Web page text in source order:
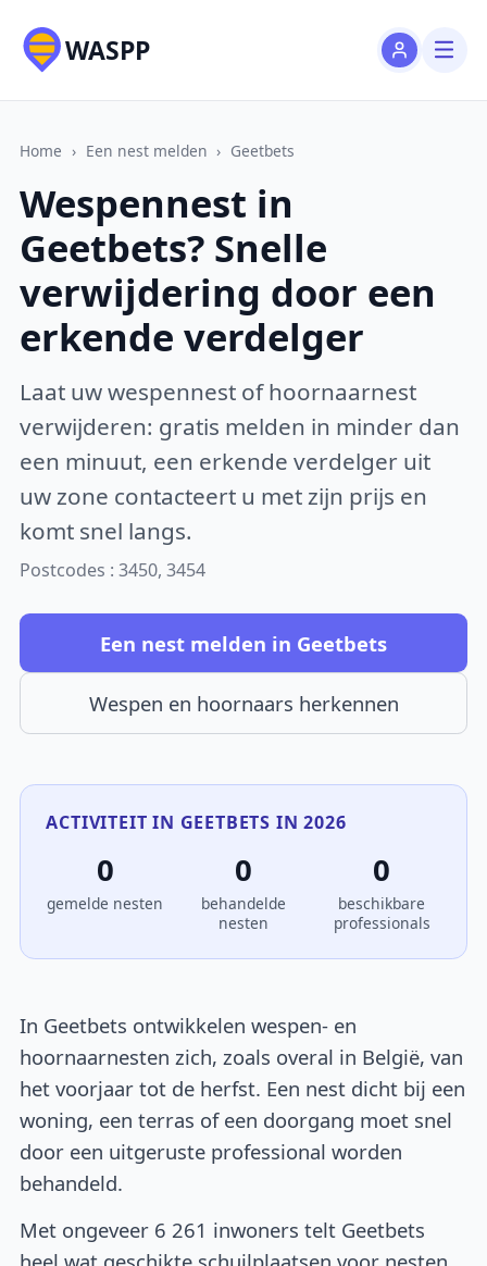
WASPP
Home › Een nest melden › Geetbets
Wespennest in
Geetbets? Snelle
verwijdering door een
erkende verdelger
Laat uw wespennest of hoornaarnest
verwijderen: gratis melden in minder dan
een minuut, een erkende verdelger uit
uw zone contacteert u met zijn prijs en
komt snel langs.
Postcodes : 3450, 3454
Een nest melden in Geetbets
Wespen en hoornaars herkennen
ACTIVITEIT IN GEETBETS IN 2026
0
gemelde nesten
0
behandelde
nesten
0
beschikbare
professionals
In Geetbets ontwikkelen wespen- en
hoornaarnesten zich, zoals overal in België, van
het voorjaar tot de herfst. Een nest dicht bij een
woning, een terras of een doorgang moet snel
door een uitgeruste professional worden
behandeld.
Met ongeveer 6 261 inwoners telt Geetbets